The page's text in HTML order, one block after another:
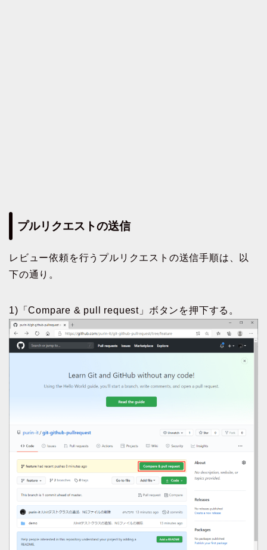
プルリクエストの送信
レビュー依頼を行うプルリクエストの送信手順は、以
下の通り。
1)「Compare & pull request」ボタンを押下する。